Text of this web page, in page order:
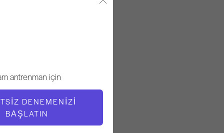
antrenman için
DENEMENIZI
BAŞLATIN
ÖĞRETMEN
Victoria Torrie-Capan
EGZERSIZ TEMPOSU